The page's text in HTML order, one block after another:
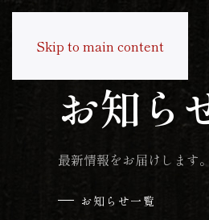
Skip to main content
お知ら
最新情報をお届けします。
お知らせ一覧